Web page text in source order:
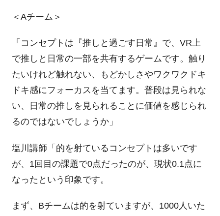
＜ Aチーム＞
「コンセプトは『推しと過ごす日常』で、 VR上
で推しと日常の一部を共有するゲームです。触り
たいけれど触れない、もどかしさやワクワクドキ
ドキ感にフォーカスを当てます。普段は見られな
い、日常の推しを見られることに価値を感じられ
るのではないでしょうか」
塩川講師「的を射ているコンセプトは多いです
が、 1 回目の課題で0点だったのが、現状0.1点に
なったという印象です。
まず、 Bチームは的を射ていますが、 1000人いた